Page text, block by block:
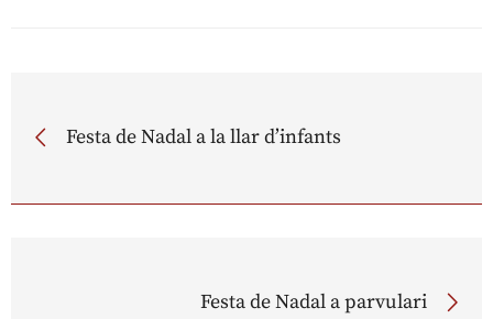
Festa de Nadal a la llar d’infants
Festa de Nadal a parvulari